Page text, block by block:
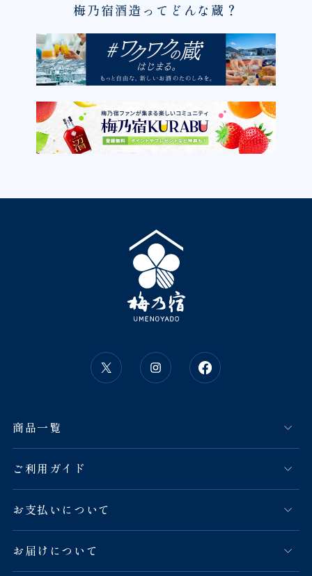
梅乃宿酒造ってどんな蔵？
商品一覧
ご利用ガイド
お支払いについて
お届けについて